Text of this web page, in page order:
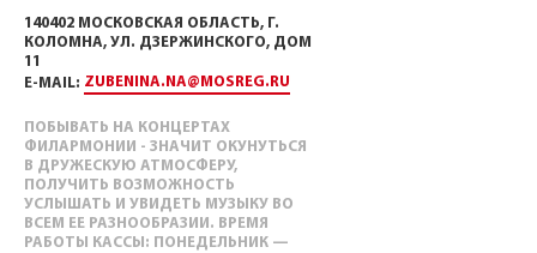
140402 МОСКОВСКАЯ ОБЛАСТЬ, Г.
КОЛОМНА, УЛ. ДЗЕРЖИНСКОГО, ДОМ
11
E-MAIL: ZUBENINA.NA@MOSREG.RU
ПОБЫВАТЬ НА КОНЦЕРТАХ
ФИЛАРМОНИИ - ЗНАЧИТ ОКУНУТЬСЯ
В ДРУЖЕСКУЮ АТМОСФЕРУ,
ПОЛУЧИТЬ ВОЗМОЖНОСТЬ
УСЛЫШАТЬ И УВИДЕТЬ МУЗЫКУ ВО
ВСЕМ ЕЕ РАЗНООБРАЗИИ. ВРЕМЯ
РАБОТЫ КАССЫ: ПОНЕДЕЛЬНИК —